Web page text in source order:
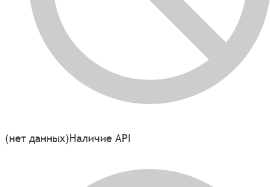
(нет данных)Наличие API